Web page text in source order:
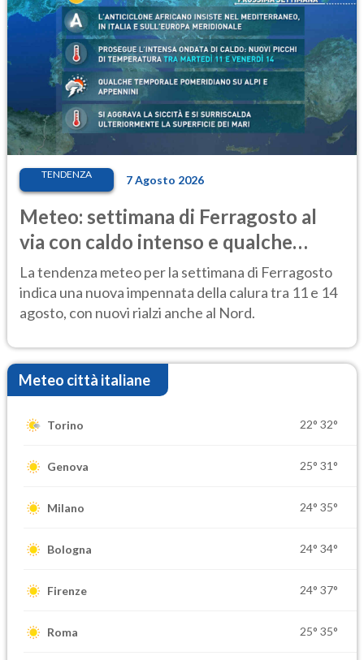
TENDENZA 7 Agosto 2026
Meteo: settimana di Ferragosto al
via con caldo intenso e qualche
temporale
La tendenza meteo per la settimana di Ferragosto
indica una nuova impennata della calura tra 11 e 14
agosto, con nuovi rialzi anche al Nord.
Meteo città italiane
Torino 22° 32°
Genova 25° 31°
Milano 24° 35°
Bologna 24° 34°
Firenze 24° 37°
Roma 25° 35°